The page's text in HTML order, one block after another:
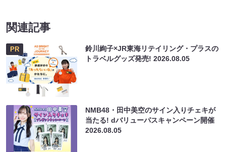
関連記事
PR
鈴川絢子×JR東海リテイリング・プラスの
トラベルグッズ発売!2026.08.05
NMB48・田中美空のサイン入りチェキが
当たる! dバリューパスキャンペーン開催
2026.08.05